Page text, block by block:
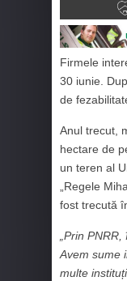
Firmele
30 iunie.
de
Anul trecut,
hectare de
un teren al
„Regele
fost trecută
„Prin
Avem sume
multe